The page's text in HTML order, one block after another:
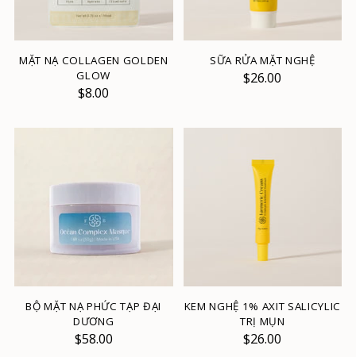
MẶT NẠ COLLAGEN GOLDEN
GLOW
$8.00
SỮA RỬA MẶT NGHỆ
$26.00
BỘ MẶT NẠ PHỨC TẠP ĐẠI
DƯƠNG
$58.00
KEM NGHỆ 1% AXIT SALICYLIC
TRỊ MỤN
$26.00